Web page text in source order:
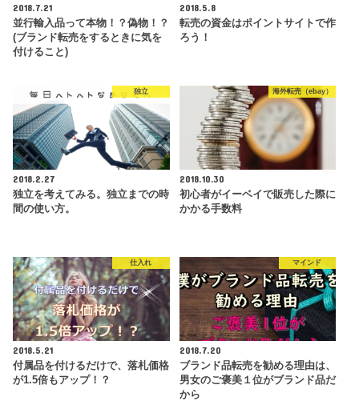
2018.7.21
並行輸入品って本物！？偽物！？
(ブランド転売をするときに気を
付けること)
2018.5.8
転売の資金はポイントサイトで作
ろう！
独立
2018.2.27
独立を考えてみる。独立までの時
間の使い方。
海外転売（ebay）
2018.10.30
初心者がイーベイで販売した際に
かかる手数料
仕入れ
2018.5.21
付属品を付けるだけで、落札価格
が1.5倍もアップ！？
マインド
2018.7.20
ブランド品転売を勧める理由は、
男女のご褒美１位がブランド品だ
から